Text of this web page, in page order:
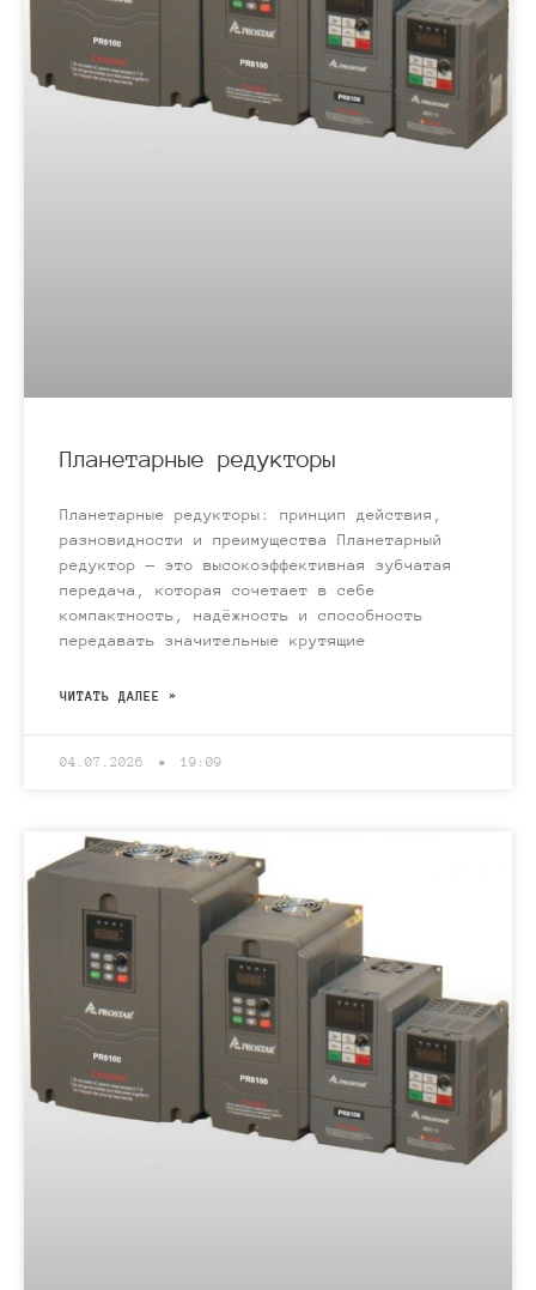
Планетарные редукторы
Планетарные редукторы: принцип действия,
разновидности и преимущества Планетарный
редуктор — это высокоэффективная зубчатая
передача, которая сочетает в себе
компактность, надёжность и способность
передавать значительные крутящие
ЧИТАТЬ ДАЛЕЕ »
04.07.2026 19:09